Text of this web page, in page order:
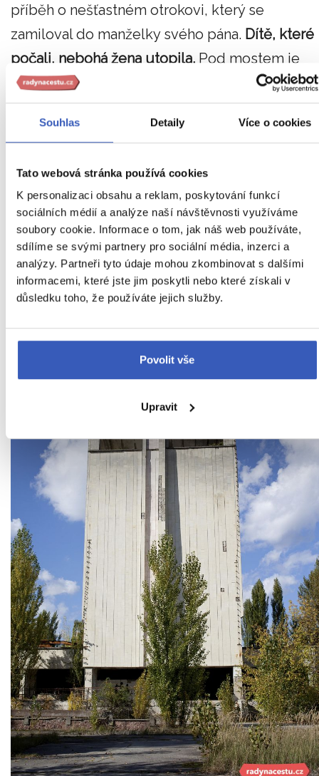
Souhlas Detaily Více o cookies
Tato webová stránka používá cookies
K personalizaci obsahu a reklam, poskytování funkcí
sociálních médií a analýze naší návštěvnosti využíváme
soubory cookie. Informace o tom, jak náš web používáte,
sdílíme se svými partnery pro sociální média, inzerci a
analýzy. Partneři tyto údaje mohou zkombinovat s dalšími
informacemi, které jste jim poskytli nebo které získali v
důsledku toho, že používáte jejich služby.
Povolit vše
Upravit
příběh o nešťastném otrokovi, který se
zamiloval do manželky svého pána. Dítě, které
počali, nebohá žena utopila. Pod mostem je
dodnes slyšet pláč.
Tragických událostí se zde stalo několik.
Autonehody. Utopení dětí.Uvízla tady duše
novorozence navěky?
6. Město duchů Pripjať,
Ukrajina